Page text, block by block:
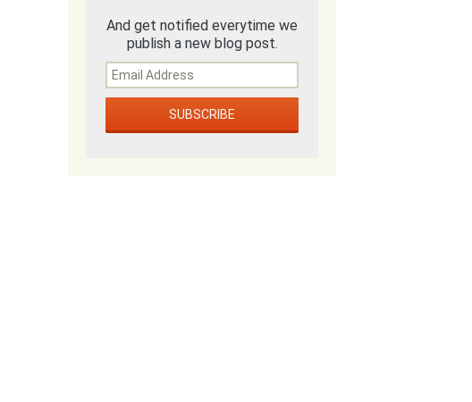
And get notified everytime we
publish a new blog post.